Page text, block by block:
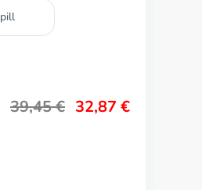
39,45€ 32,87 €